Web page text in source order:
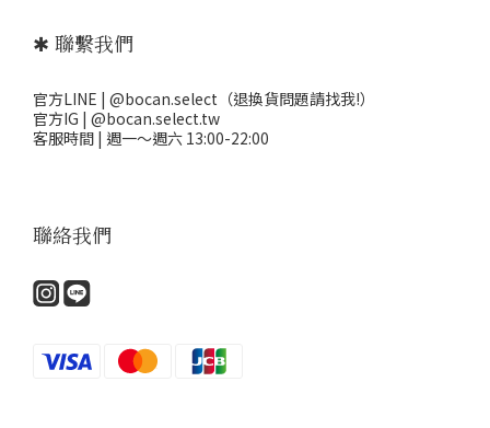
✱ 聯繫我們
官方LINE | @bocan.select（退換貨問題請找我!）
官方IG | @bocan.select.tw
客服時間 | 週一～週六 13:00-22:00
聯絡我們